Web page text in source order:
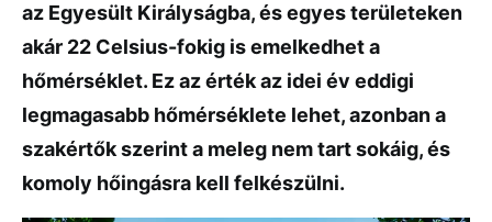
az Egyesült Királyságba, és egyes területeken
akár 22 Celsius-fokig is emelkedhet a
hőmérséklet. Ez az érték az idei év eddigi
legmagasabb hőmérséklete lehet, azonban a
szakértők szerint a meleg nem tart sokáig, és
komoly hőingásra kell felkészülni.